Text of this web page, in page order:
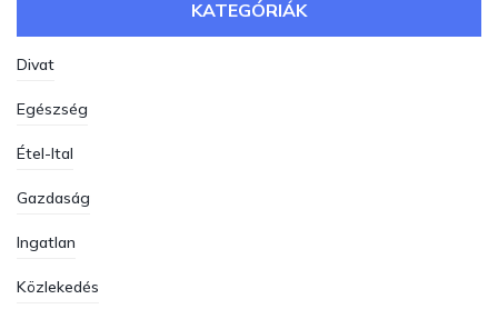
KATEGÓRIÁK
Divat
Egészség
Étel-Ital
Gazdaság
Ingatlan
Közlekedés